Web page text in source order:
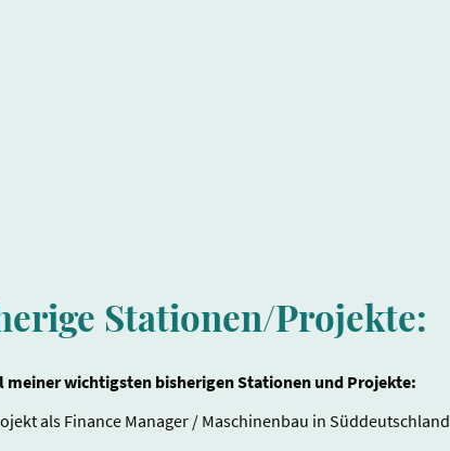
Stationen/Projekte:
meiner wichtigsten bisherigen Stationen und Projekte:
als Finance Manager / Maschinenbau in Süddeutschland